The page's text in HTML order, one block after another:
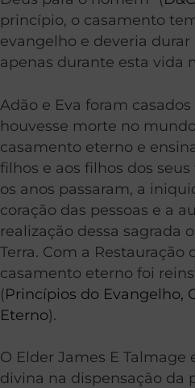
princípio, o casamento
evangelho e deveria durar
apenas durante esta vida
Adão e Eva foram
houvesse morte no
casamento eterno e
filhos e aos filhos dos
os anos passaram, a
coração das pessoas e a
realização dessa sagrada
Terra. Com a Restauração
casamento eterno foi
(Princípios do Evangelho,
Eterno).
O Elder James E Talmage
divina na dispensação da